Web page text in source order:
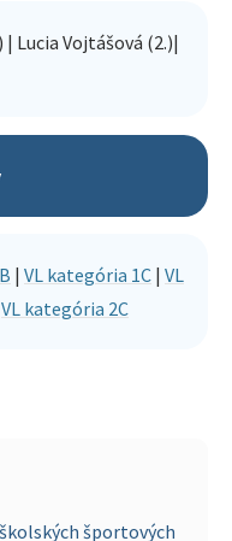
| Lucia Vojtášová (2.)|
| VL kategória 1C | VL
VL kategória 2C
športových